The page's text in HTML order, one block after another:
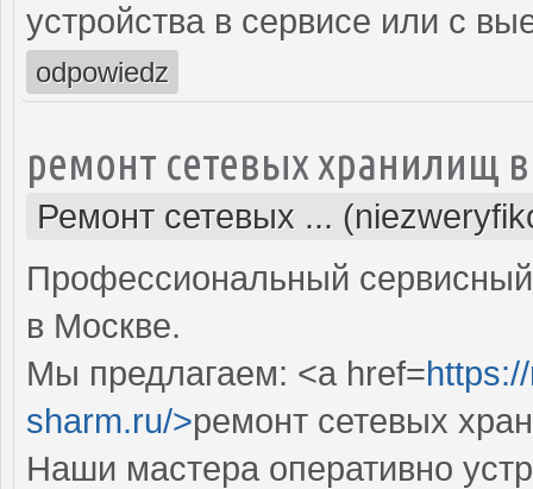
устройства в сервисе или с
odpowiedz
ремонт сетевых хранилищ
Ремонт сетевых ...
Профессиональный
в Москве.
Мы предлагаем: <a href=
sharm.ru/>ремонт сетевых
Наши мастера оперативно